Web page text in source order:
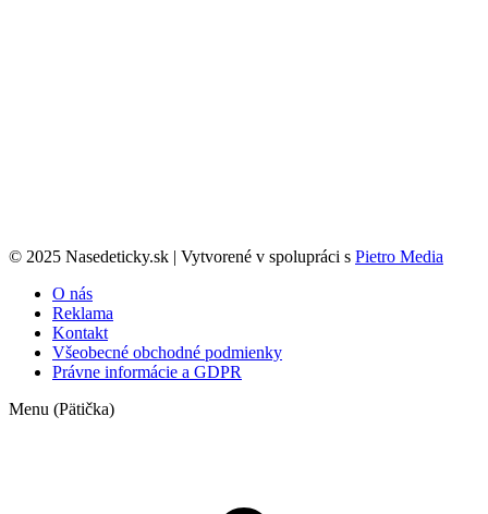
© 2025 Nasedeticky.sk | Vytvorené v spolupráci s Pietro Media
O nás
Reklama
Kontakt
Všeobecné obchodné podmienky
Právne informácie a GDPR
Menu (Pätička)